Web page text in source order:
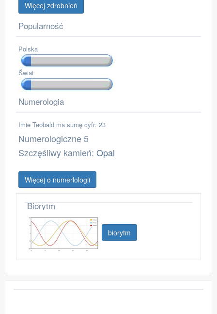
Więcej zdrobnień
Popularność
Polska
Świat
Numerologia
Imie Teobald ma sumę cyfr: 23
Numerologiczne 5
Szczęśliwy kamień: Opal
Więcej o numerlologii
Biorytm
biorytm